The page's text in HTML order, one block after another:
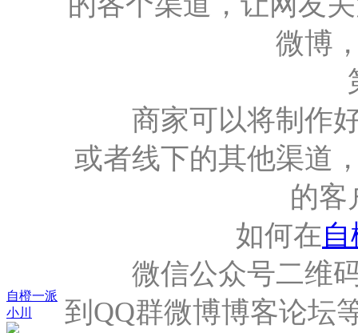
自橙一派
小川
微博
第
商家可以将制作好
或者线下的其他渠道
的客
如何在
微信公众号二维码
到QQ群微博博客论坛